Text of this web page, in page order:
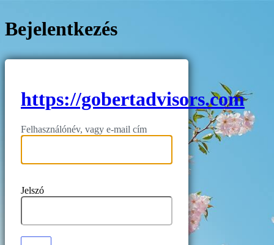
Bejelentkezés
https://gobertadvisors.com
Felhasználónév, vagy e-mail cím
Jelszó